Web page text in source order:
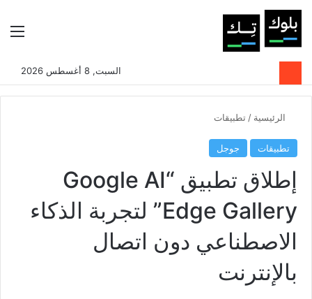
بحثالوضع
السبت, 8 أغسطس 2026
الرئيسية / تطبيقات
تطبيقات جوجل
إطلاق تطبيق “Google AI
Edge Gallery” لتجربة الذكاء
الاصطناعي دون اتصال
بالإنترنت